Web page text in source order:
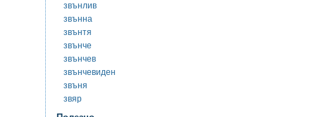
звънлив
звънна
звънтя
звънче
звънчев
звънчевиден
звъня
звяр